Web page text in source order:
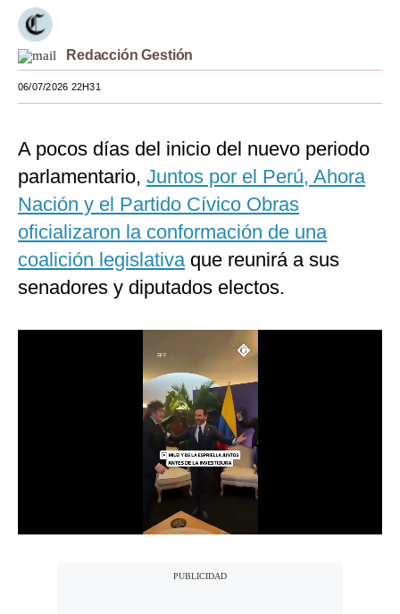
Estilos
Mundo
EEUU
España
Internacional
Tecnología
Club del Suscriptor
Redacción Gestión
06/07/2026 22H31
A pocos días del inicio del nuevo periodo
parlamentario, Juntos por el Perú, Ahora
Nación y el Partido Cívico Obras
oficializaron la conformación de una
coalición legislativaque reunirá a sus
senadores y diputados electos.